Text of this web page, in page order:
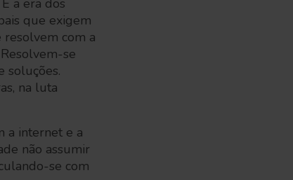
a era dos
que exigem
resolvem com a
se
soluções.
na luta
a internet e a
não assumir
se com